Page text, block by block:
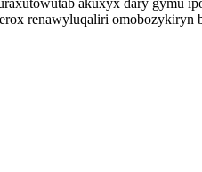
akuxyx dary gymu
renawyluqaliri omobozykiryn